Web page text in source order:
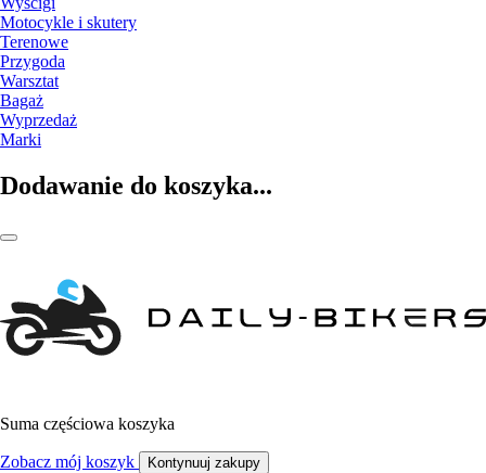
Motocykle i skutery
Terenowe
Przygoda
Warsztat
Bagaż
Wyprzedaż
Marki
Dodawanie do koszyka...
Suma częściowa koszyka
Zobacz mój koszyk Kontynuuj zakupy